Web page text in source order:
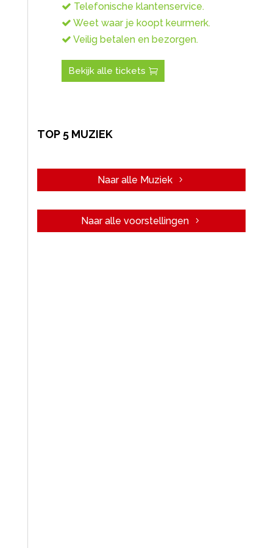
Telefonische klantenservice.
Weet waar je koopt keurmerk.
Veilig betalen en bezorgen.
Bekijk alle tickets
TOP 5 MUZIEK
Naar alle Muziek
Naar alle voorstellingen